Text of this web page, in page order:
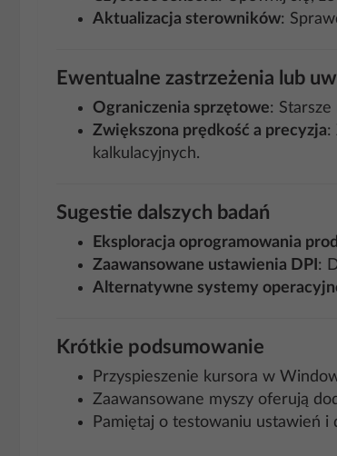
Aktualizacja sterowników:
Ewentualne zastrzeżenia lub
Ograniczenia sprzętowe:
Zwiększona prędkość a precyzja:
kalkulacyjnych.
Sugestie dalszych badań
Eksploracja oprogramowania
Zaawansowane ustawienia DPI :
Alternatywne systemy
Krótkie podsumowanie
Przyspieszenie kursora w
Zaawansowane myszy oferują
Pamiętaj o testowaniu ustawień